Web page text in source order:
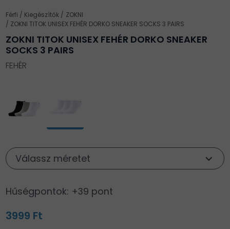
Férfi Kiegészítők
ZOKNI
ZOKNI TITOK UNISEX FEHÉR DORKO SNEAKER SOCKS 3 PAIRS
ZOKNI TITOK UNISEX FEHÉR DORKO SNEAKER
SOCKS 3 PAIRS
FEHÉR
Válassz méretet
Hűségpontok: +39 pont
3999 Ft